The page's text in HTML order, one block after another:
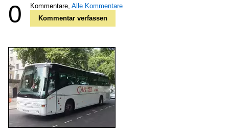
0 Kommentare, Alle Kommentare
Kommentar verfassen